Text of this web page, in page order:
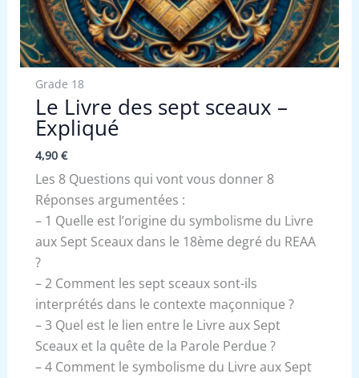
Grade 18
Le Livre des sept sceaux –
Expliqué
4,90 €
Les 8 Questions qui vont vous donner 8
Réponses argumentées :
– 1 Quelle est l’origine du symbolisme du Livre
aux Sept Sceaux dans le 18ème degré du REAA
?
– 2 Comment les sept sceaux sont-ils
interprétés dans le contexte maçonnique ?
– 3 Quel est le lien entre le Livre aux Sept
Sceaux et la quête de la Parole Perdue ?
– 4 Comment le symbolisme du Livre aux Sept